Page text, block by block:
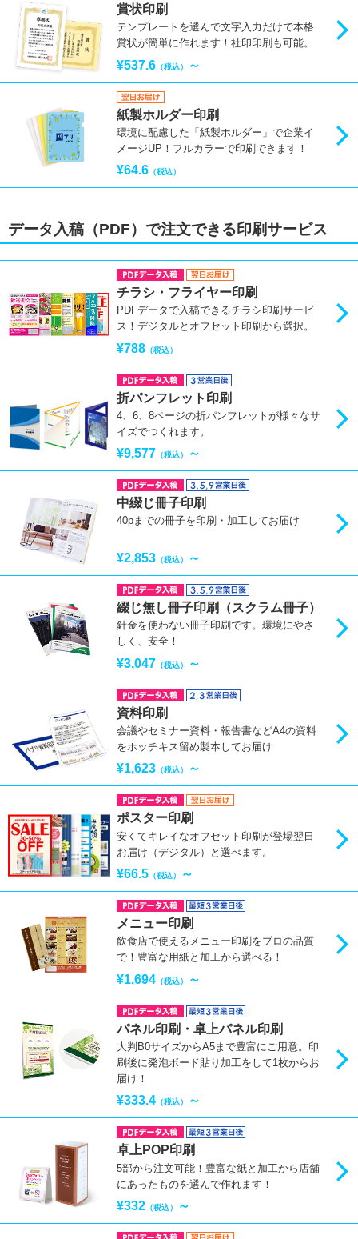
賞状印刷
テンプレートを選んで文字入力だけで本格
賞状が簡単に作れます！社印印刷も可能。
¥537.6 （税込） ～
紙製ホルダー印刷
環境に配慮した「紙製ホルダー」で企業イ
メージUP！フルカラーで印刷できます！
¥64.6 （税込）
データ入稿（PDF）で注文できる印刷サービス
チラシ・フライヤー印刷
PDFデータで入稿できるチラシ印刷サービ
ス！デジタルとオフセット印刷から選択。
¥788 （税込）
折パンフレット印刷
4、6、8ページの折パンフレットが様々なサ
イズでつくれます。
¥9,577 （税込） ～
中綴じ冊子印刷
40pまでの冊子を印刷・加工してお届け
¥2,853 （税込） ～
綴じ無し冊子印刷（スクラム冊子）
針金を使わない冊子印刷です。環境にやさ
しく、安全！
¥3,047 （税込） ～
資料印刷
会議やセミナー資料・報告書などA4の資料
をホッチキス留め製本してお届け
¥1,623 （税込） ～
ポスター印刷
安くてキレイなオフセット印刷が登場翌日
お届け（デジタル）と選べます。
¥66.5 （税込） ～
メニュー印刷
飲食店で使えるメニュー印刷をプロの品質
で！豊富な用紙と加工から選べる！
¥1,694 （税込） ～
パネル印刷・卓上パネル印刷
大判B0サイズからA5まで豊富にご用意。印
刷後に発泡ボード貼り加工をして1枚からお
届け！
¥333.4 （税込） ～
卓上POP印刷
5部から注文可能！豊富な紙と加工から店舗
にあったものを選んで作れます！
¥332 （税込） ～